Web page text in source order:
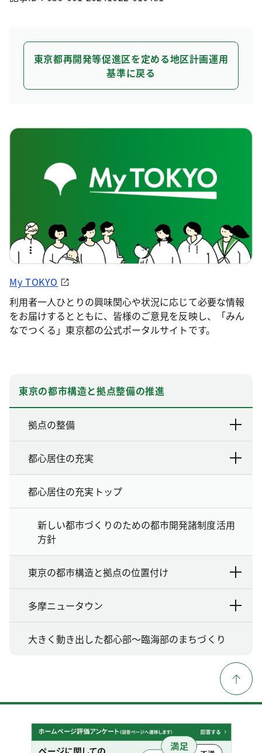
東京都再開発等促進区を定める地区計画運用
基準に戻る
My TOKYO
利用者一人ひとりの興味関心や状況に応じて必要な情報
をお届けするとともに、皆様のご意見を反映し、「みん
なでつくる」東京都の公式ポータルサイトです。
東京の都市構造と拠点整備の推進
拠点の整備
都心居住の充実
都心居住の充実トップ
新しい都市づくりのための都市開発諸制度活用
方針
東京の都市構造と拠点の位置付け
多摩ニュータウン
大きく動き出した都心部〜臨海部のまちづくり